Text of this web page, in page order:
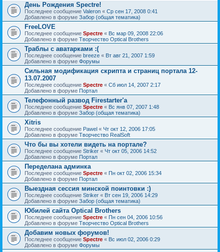
День Рождения Spectre!
Последнее сообщение Valeron « Ср сен 17, 2008 0:41
Добавлено в форуме Забор (общая тематика)
FreeLOVE
Последнее сообщение Spectre « Вс мар 09, 2008 22:06
Добавлено в форуме Творчество Optical Brothers
Траблы с аватарками :(
Последнее сообщение breeze « Вт авг 21, 2007 1:59
Добавлено в форуме Форумы
Сильная модификация скрипта и страниц портала 12-
13.07.2007
Последнее сообщение Spectre « Сб июл 14, 2007 2:17
Добавлено в форуме Портал
Телефонный развод Firestarter'а
Последнее сообщение Spectre « Вс янв 07, 2007 1:48
Добавлено в форуме Забор (общая тематика)
Xitris
Последнее сообщение Pawel « Чт окт 12, 2006 17:05
Добавлено в форуме Творчество RealSoft
Что бы вы хотели видеть на портале?
Последнее сообщение Striker « Чт окт 05, 2006 14:52
Добавлено в форуме Портал
Переделана админка
Последнее сообщение Spectre « Пн окт 02, 2006 15:34
Добавлено в форуме Портал
Выездная сессия минской поинтовки :)
Последнее сообщение Striker « Вт сен 19, 2006 14:29
Добавлено в форуме Забор (общая тематика)
Юбилей сайта Optical Brothers
Последнее сообщение Spectre « Пн сен 04, 2006 10:56
Добавлено в форуме Творчество Optical Brothers
Добавим новых форумов!
Последнее сообщение Spectre « Вс июл 02, 2006 0:29
Добавлено в форуме Форумы